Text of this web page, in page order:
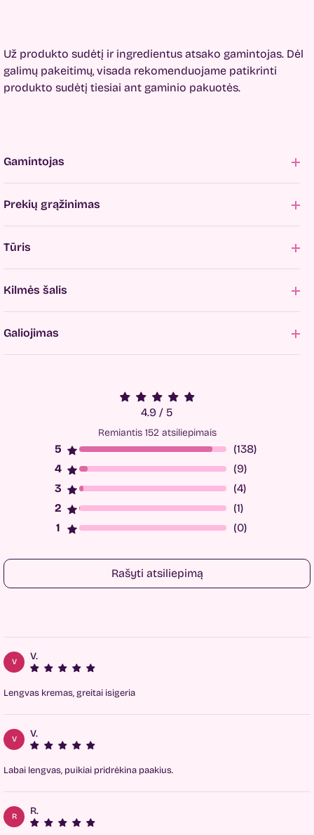
Už produkto sudėtį ir ingredientus atsako gamintojas. Dėl
galimų pakeitimų, visada rekomenduojame patikrinti
produkto sudėtį tiesiai ant gaminio pakuotės.
Gamintojas
Prekių grąžinimas
Tūris
Kilmės šalis
Galiojimas
4.9 / 5
Remiantis 152 atsiliepimais
(138)
(9)
(4)
(1)
(0)
Rašyti atsiliepimą
V V.
Lengvas kremas, greitai isigeria
V V.
Labai lengvas, puikiai pridrėkina paakius.
R R.